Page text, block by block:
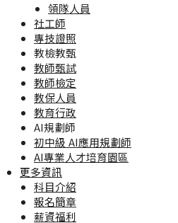
領隊人員
社工師
專技證照
教檢教甄
教師甄試
教師檢定
教保人員
教育行政
AI規劃師
初中級 AI應用規劃師
AI專業人才培育園區
更多資訊
科目介紹
報名簡章
薪資福利